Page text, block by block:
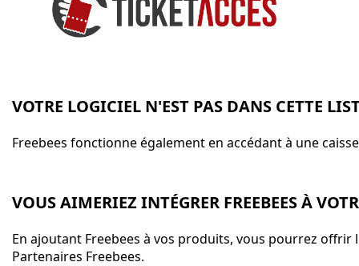
VOTRE LOGICIEL N'EST PAS DANS CETTE
Freebees fonctionne également en accédant à une
VOUS AIMERIEZ INTÉGRER FREEBEES À
En ajoutant Freebees à vos produits, vous pourrez
Partenaires Freebees.